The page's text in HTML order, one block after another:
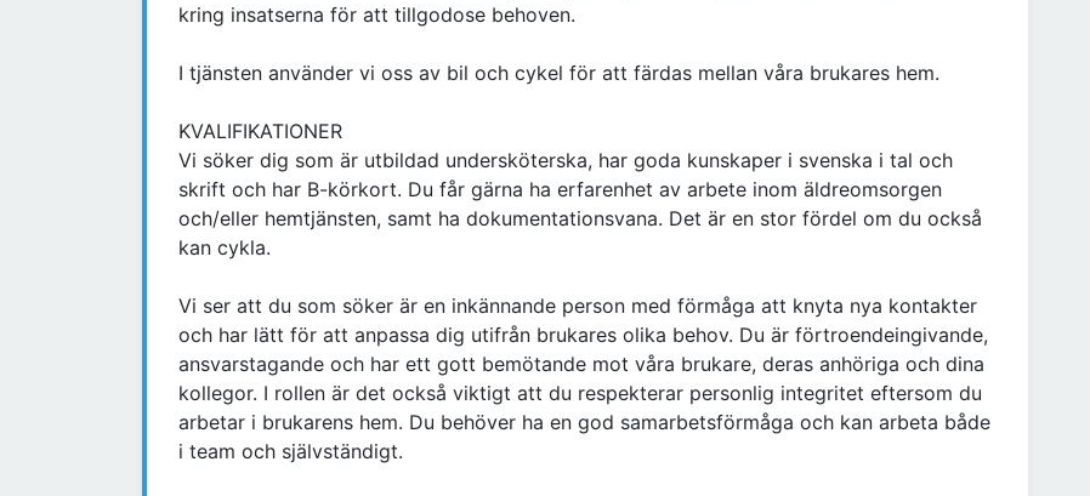
kring insatserna för att tillgodose behoven.
I tjänsten använder vi oss av bil och cykel för att färdas mellan våra brukares hem.
KVALIFIKATIONER
Vi söker dig som är utbildad undersköterska, har goda kunskaper i svenska i tal och
skrift och har B-körkort. Du får gärna ha erfarenhet av arbete inom äldreomsorgen
och/eller hemtjänsten, samt ha dokumentationsvana. Det är en stor fördel om du också
kan cykla.
Vi ser att du som söker är en inkännande person med förmåga att knyta nya kontakter
och har lätt för att anpassa dig utifrån brukares olika behov. Du är förtroendeingivande,
ansvarstagande och har ett gott bemötande mot våra brukare, deras anhöriga och dina
kollegor. I rollen är det också viktigt att du respekterar personlig integritet eftersom du
arbetar i brukarens hem. Du behöver ha en god samarbetsförmåga och kan arbeta både
i team och självständigt.